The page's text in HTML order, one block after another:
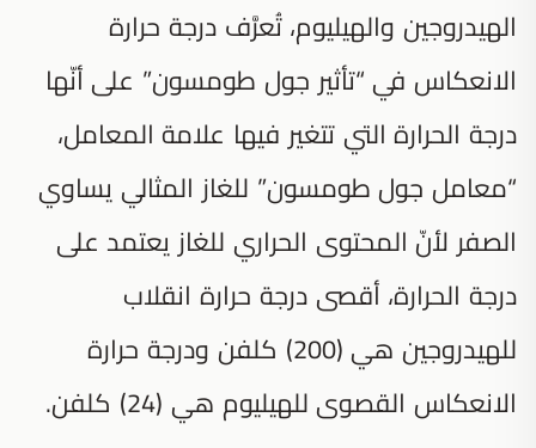
الهيدروجين والهيليوم، تُعرَّف درجة حرارة
الانعكاس في “تأثير جول طومسون” على أنّها
درجة الحرارة التي تتغير فيها علامة المعامل،
“معامل جول طومسون” للغاز المثالي يساوي
الصفر لأنّ المحتوى الحراري للغاز يعتمد على
درجة الحرارة، أقصى درجة حرارة انقلاب
للهيدروجين هي (200) كلفن ودرجة حرارة
الانعكاس القصوى للهيليوم هي (24) كلفن.